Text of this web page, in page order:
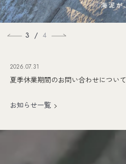
3 / 4
2026.07.31
夏季休業期間のお問い合わせについて
お知らせ一覧